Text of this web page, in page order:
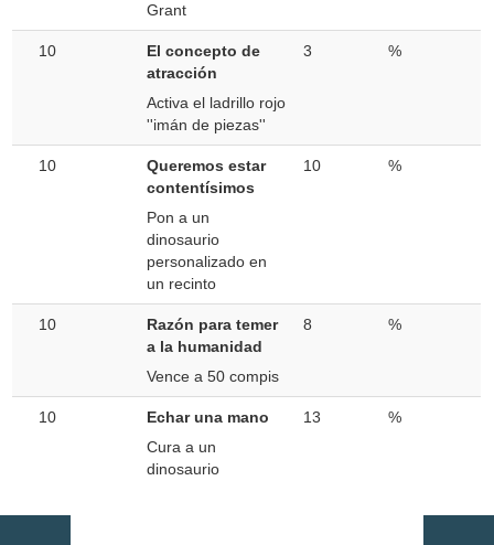
Grant
10
El concepto de
atracción
Activa el ladrillo rojo
''imán de piezas''
3 %
10
Queremos estar
contentísimos
Pon a un
dinosaurio
personalizado en
un recinto
10 %
10
Razón para temer
a la humanidad
Vence a 50 compis
8 %
10
Echar una mano
Cura a un
dinosaurio
13 %